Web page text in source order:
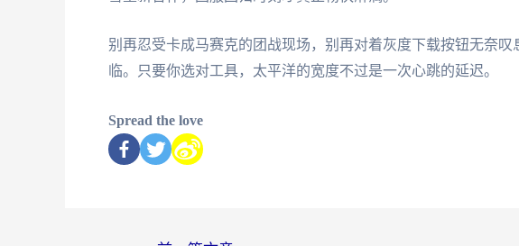
别再忍受卡成马赛克的团战现场，别再对着灰度下载按钮无奈
临。只要你选对工具，太平洋的宽度不过是一次心跳的延迟。
Spread the love